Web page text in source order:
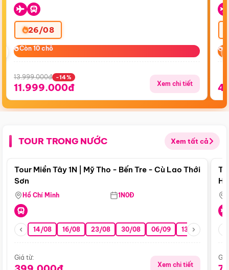
26/08
Còn 10 chỗ
Còn 10 chỗ
13.999.000đ -14%
11.999.000đ Xem chi tiết
TOUR TRONG NƯỚC Xem tất cả
Điểm nổi bật
Tour Miền Tây 1N | Mỹ Tho - Bến Tre - Cù Lao Thới
Sơn
Hồ Chí Minh 1N0Đ
14/08 16/08 23/08 30/08 06/09 13/09 20/09
Giá từ:
Xem chi tiết